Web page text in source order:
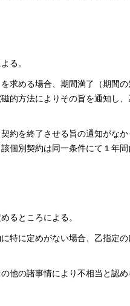
る。
求める場合、期間満了（期間
的方法によりその旨を通知し
約を終了させる旨の通知がな
個別契約は同一条件にて１年
るところによる。
特に定めがない場合、乙指定
他の諸事情により不相当と認